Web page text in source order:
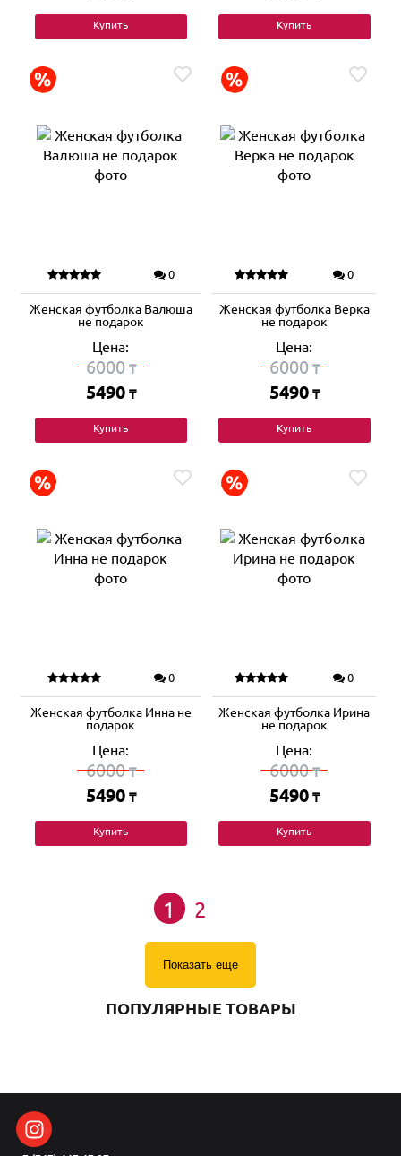
Купить Купить
0
Женская футболка Валюша
не подарок
Цена:
6000₸
5490 ₸
Купить
0
Женская футболка Верка
не подарок
Цена:
6000₸
5490 ₸
Купить
0
Женская футболка Инна не
подарок
Цена:
6000₸
5490 ₸
Купить
0
Женская футболка Ирина
не подарок
Цена:
6000₸
5490 ₸
Купить
1 2
Показать еще
ПОПУЛЯРНЫЕ ТОВАРЫ